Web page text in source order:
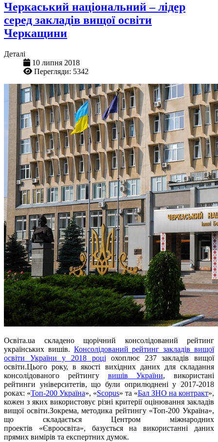
Черкаський національний – лідер
серед закладів вищої освіти
Черкащини
Деталі
10 липня 2018
Перегляди: 5342
Освіта.ua складено щорічний консолідований рейтинг
українських вишів. Консолідований рейтинг закладів вищої
освіти України у 2018 році охоплює 237 закладів вищої
освіти.Цього року, в якості вихідних даних для складання
консолідованого рейтингу вишів України, використані
рейтинги університетів, що були оприлюднені у 2017-2018
роках: «Топ-200 Україна», «Scopus» та «Бал ЗНО на контракт»,
кожен з яких використовує різні критерії оцінювання закладів
вищої освіти.Зокрема, методика рейтингу «Топ-200 Україна»,
що складається Центром міжнародних
проектів «Євроосвіта», базується на використанні даних
прямих вимірів та експертних думок.